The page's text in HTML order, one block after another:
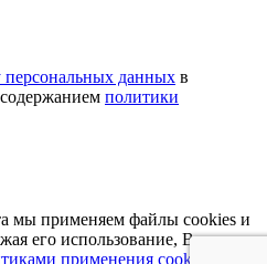
персональных данных в
политики
мы применяем файлы cookies и
его использование, Вы
применения cookies и